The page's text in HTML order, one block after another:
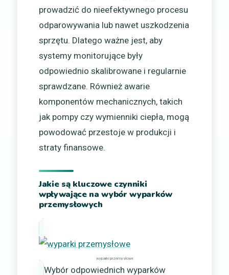
prowadzić do nieefektywnego procesu
odparowywania lub nawet uszkodzenia
sprzętu. Dlatego ważne jest, aby
systemy monitorujące były
odpowiednio skalibrowane i regularnie
sprawdzane. Również awarie
komponentów mechanicznych, takich
jak pompy czy wymienniki ciepła, mogą
powodować przestoje w produkcji i
straty finansowe.
Jakie są kluczowe czynniki
wpływające na wybór wyparków
przemysłowych
wyparki przemysłowe
Wybór odpowiednich wyparków